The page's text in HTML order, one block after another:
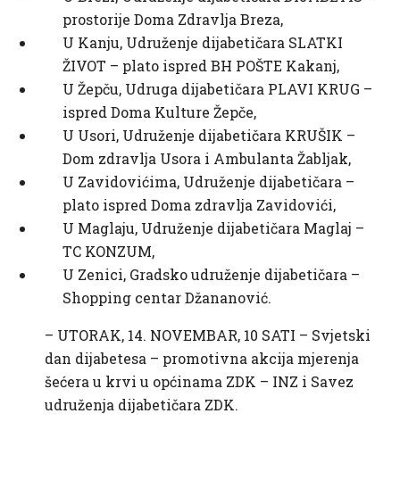
prostorije Doma Zdravlja Breza,
U Kanju, Udruženje dijabetičara SLATKI
ŽIVOT – plato ispred BH POŠTE Kakanj,
U Žepču, Udruga dijabetičara PLAVI KRUG –
ispred Doma Kulture Žepče,
U Usori, Udruženje dijabetičara KRUŠIK –
Dom zdravlja Usora i Ambulanta Žabljak,
U Zavidovićima, Udruženje dijabetičara –
plato ispred Doma zdravlja Zavidovići,
U Maglaju, Udruženje dijabetičara Maglaj –
TC KONZUM,
U Zenici, Gradsko udruženje dijabetičara –
Shopping centar Džananović.
– UTORAK, 14. NOVEMBAR, 10 SATI – Svjetski
dan dijabetesa – promotivna akcija mjerenja
šećera u krvi u općinama ZDK – INZ i Savez
udruženja dijabetičara ZDK.